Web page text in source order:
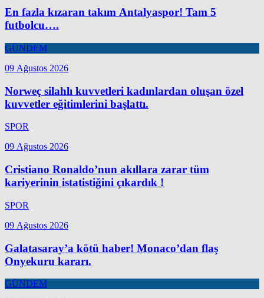
En fazla kızaran takım Antalyaspor! Tam 5
futbolcu….
GÜNDEM
09 Ağustos 2026
Norweç silahlı kuvvetleri kadınlardan oluşan özel
kuvvetler eğitimlerini başlattı.
SPOR
09 Ağustos 2026
Cristiano Ronaldo’nun akıllara zarar tüm
kariyerinin istatistiğini çıkardık !
SPOR
09 Ağustos 2026
Galatasaray’a kötü haber! Monaco’dan flaş
Onyekuru kararı.
GÜNDEM